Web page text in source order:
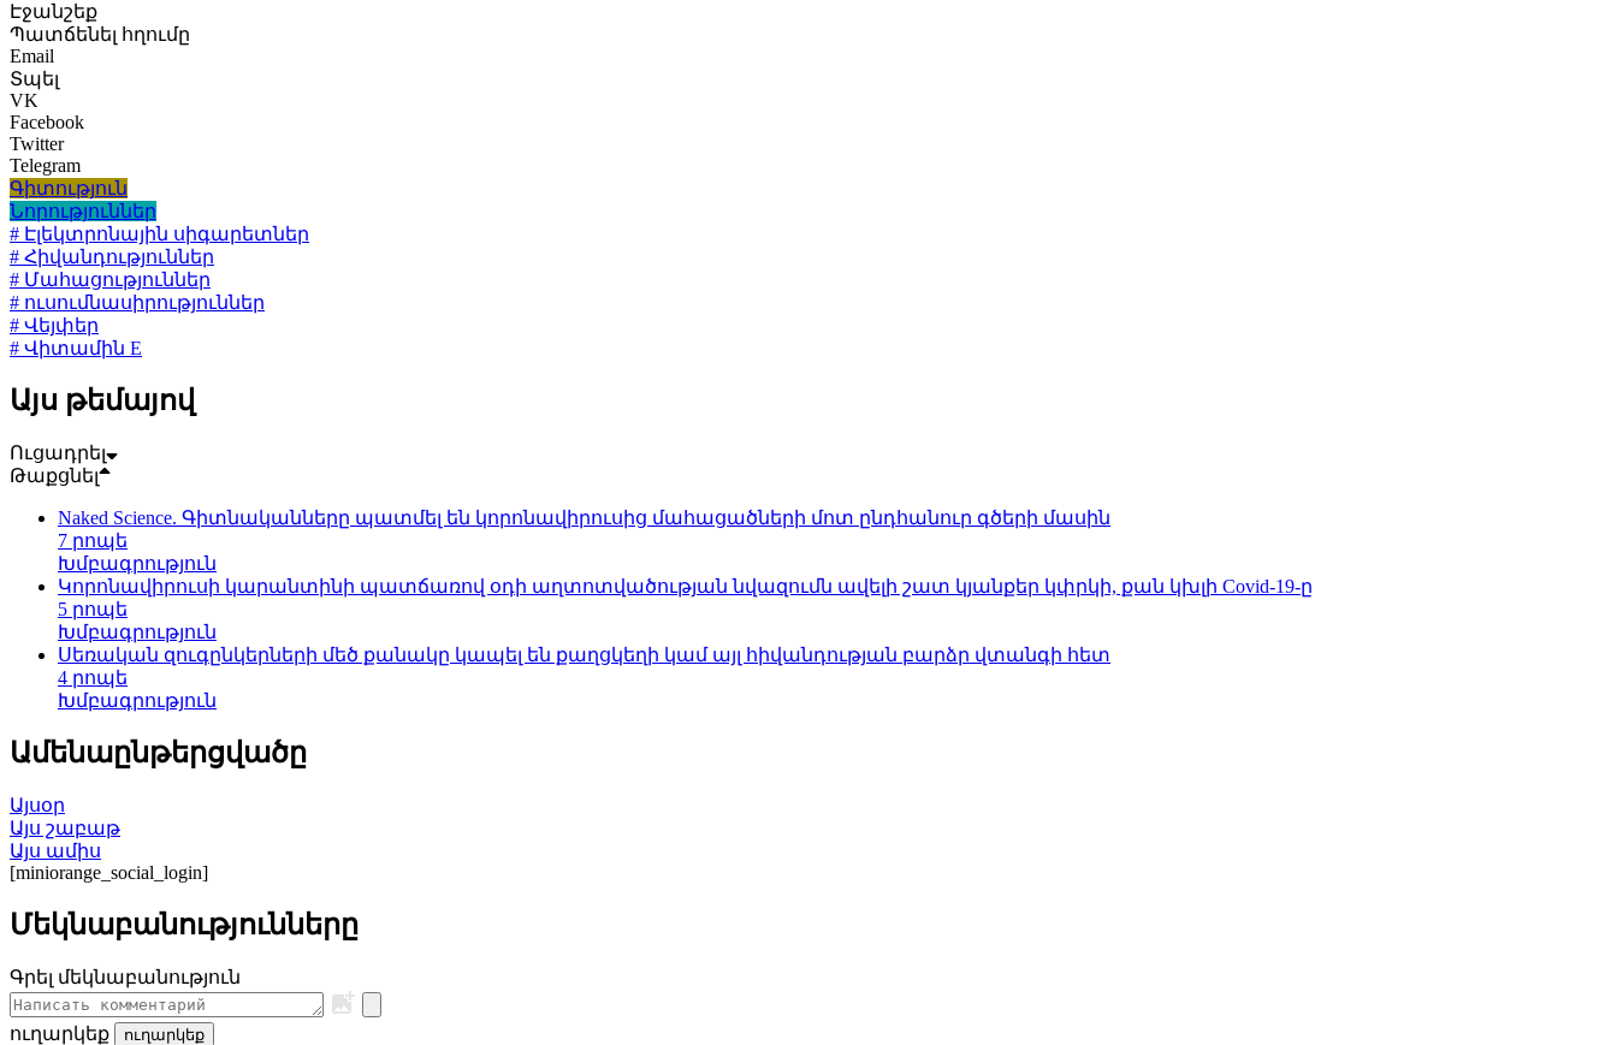
Էջանշեք
Պատճենել հղումը
Email
Տպել
VK
Facebook
Twitter
Telegram
Գիտություն
Նորություններ
# Էլեկտրոնային սիգարետներ
# Հիվանդություններ
# Մահացություններ
# ուսումնասիրություններ
# Վեյփեր
# Վիտամին E
Այս թեմայով
Ուցադրել
Թաքցնել
Naked Science. Գիտնականները պատմել են կորոնավիրուսից մահացածների մոտ ընդհանուր գծերի մասին
7 րոպե
Խմբագրություն
Կորոնավիրուսի կարանտինի պատճառով օդի աղտոտվածության նվազումն ավելի շատ կյանքեր կփրկի, քան կխլի Covid-19-ը
5 րոպե
Խմբագրություն
Սեռական զուգընկերների մեծ քանակը կապել են քաղցկեղի կամ այլ հիվանդության բարձր վտանգի հետ
4 րոպե
Խմբագրություն
Ամենաընթերցվածը
Այսօր
Այս շաբաթ
Այս ամիս
[miniorange_social_login]
Մեկնաբանությունները
Գրել մեկնաբանություն
ուղարկեք ուղարկեք